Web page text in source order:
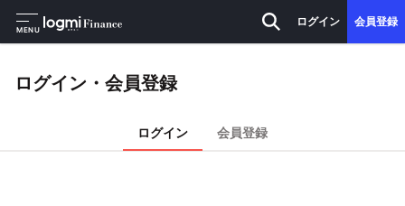
MENU
ログイン 会員登録
ログイン・会員登録
ログイン 会員登録